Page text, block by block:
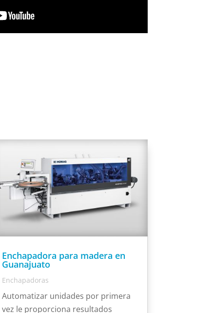
Enchapadora para madera en
Guanajuato
Enchapadoras
Automatizar unidades por primera
vez le proporciona resultados